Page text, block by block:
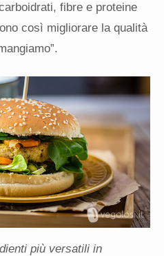
fibre e proteine
così migliorare la qualità
più versatili in